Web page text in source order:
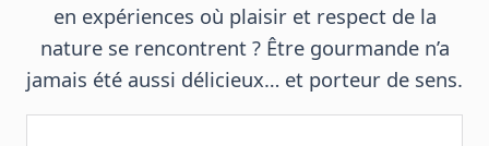
en expériences où plaisir et respect de la
nature se rencontrent ? Être gourmande n’a
jamais été aussi délicieux… et porteur de sens.